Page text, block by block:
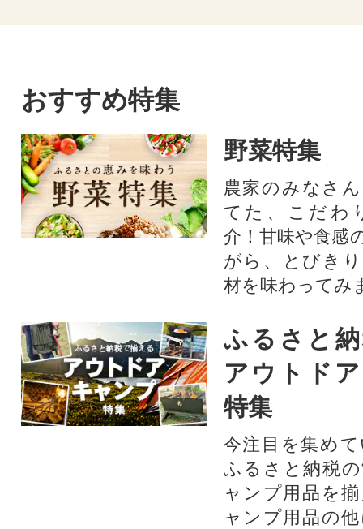
おすすめ特集
野菜特集
農家のみなさ
てた、こだわ
介！甘味や食感
がら、とびき
材を味わってみ
ふるさと
アウトド
特集
今注目を集め
ふるさと納税
ャンプ用品を
ャンプ用品の